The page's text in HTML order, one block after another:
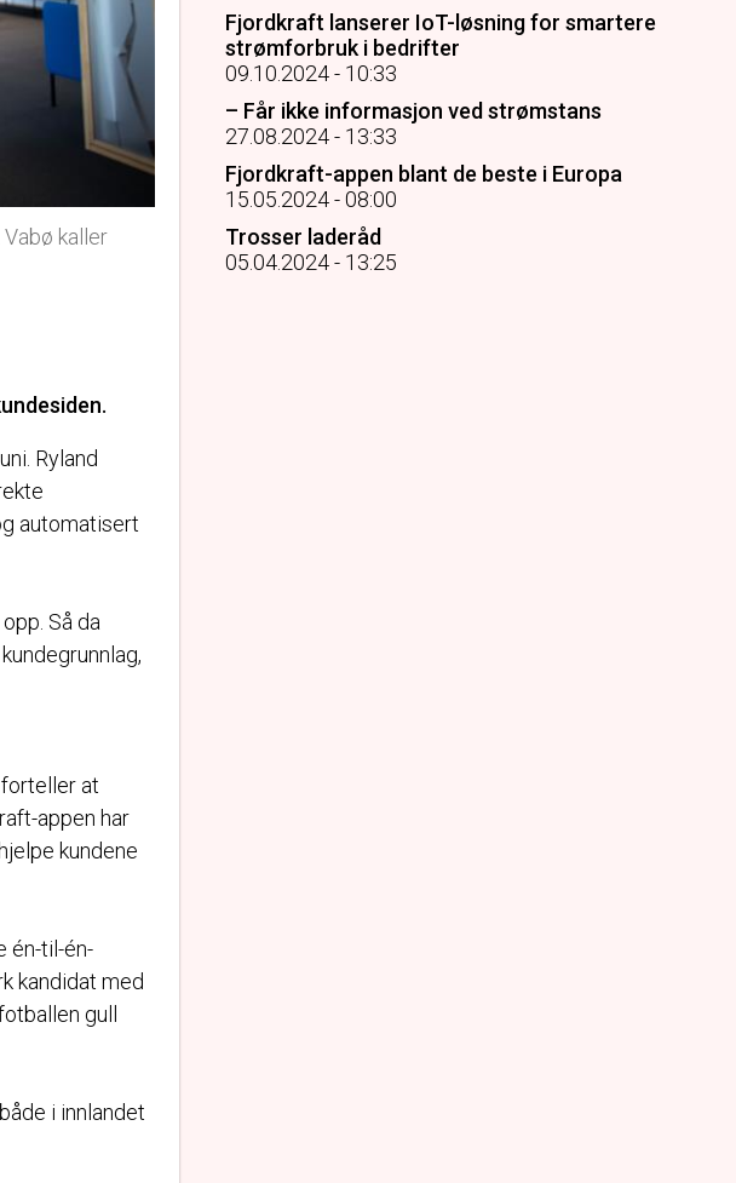
kaller
Ryland
automatisert
Så da
at
appen har
kundene
én-til-én-
kandidat med
gull
i innlandet
Fjordkraft lanserer IoT-løsning for smartere
strømforbruk i bedrifter
09.10.2024 - 10:33
– Får ikke informasjon ved strømstans
27.08.2024 - 13:33
Fjordkraft-appen blant de beste i Europa
15.05.2024 - 08:00
Trosser laderåd
05.04.2024 - 13:25